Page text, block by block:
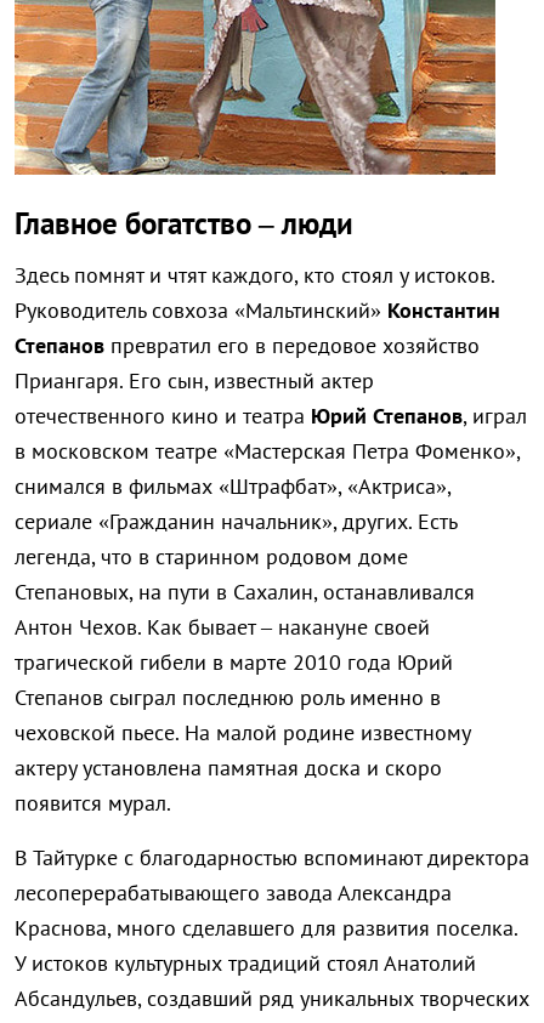
Главное богатство – люди
Здесь помнят и чтят каждого, кто стоял у истоков.
Руководитель совхоза «Мальтинский» Константин
Степанов превратил его в передовое хозяйство
Приангаря. Его сын, известный актер
отечественного кино и театра Юрий Степанов, играл
в московском театре «Мастерская Петра Фоменко»,
снимался в фильмах «Штрафбат», «Актриса»,
сериале «Гражданин начальник», других. Есть
легенда, что в старинном родовом доме
Степановых, на пути в Сахалин, останавливался
Антон Чехов. Как бывает – накануне своей
трагической гибели в марте 2010 года Юрий
Степанов сыграл последнюю роль именно в
чеховской пьесе. На малой родине известному
актеру установлена памятная доска и скоро
появится мурал.
В Тайтурке с благодарностью вспоминают директора
лесоперерабатывающего завода Александра
Краснова, много сделавшего для развития поселка.
У истоков культурных традиций стоял Анатолий
Абсандульев, создавший ряд уникальных творческих